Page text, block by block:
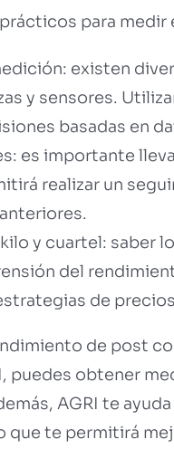
para
existen
y sensores.
basadas en
es importante
realizar un
y cuartel: saber
del
de
de post
puedes obtener
AGRI te
que te permitirá